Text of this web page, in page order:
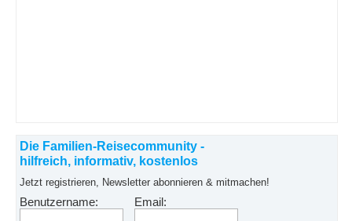
Die Familien-Reisecommunity -
hilfreich, informativ, kostenlos
Jetzt registrieren, Newsletter abonnieren & mitmachen!
Benutzername: Email: